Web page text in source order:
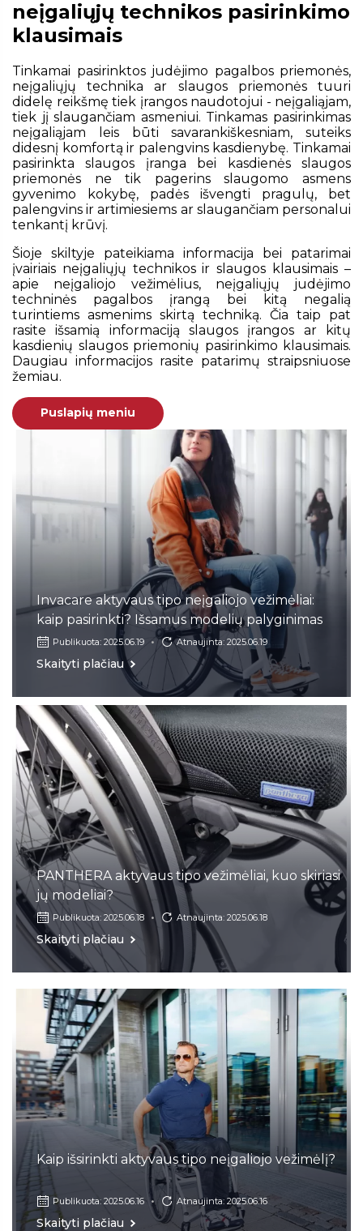
neįgaliųjų technikos pasirinkimo
klausimais
Tinkamai pasirinktos judėjimo pagalbos priemonės,
neįgaliųjų technika ar slaugos priemonės tuuri
didelę reikšmę tiek įrangos naudotojui - neįgaliąjam,
tiek jį slaugančiam asmeniui. Tinkamas pasirinkimas
neįgaliąjam leis būti savarankiškesniam, suteiks
didesnį komfortą ir palengvins kasdienybę. Tinkamai
pasirinkta slaugos įranga bei kasdienės slaugos
priemonės ne tik pagerins slaugomo asmens
gyvenimo kokybę, padės išvengti pragulų, bet
palengvins ir artimiesiems ar slaugančiam personalui
tenkantį krūvį.
Šioje skiltyje pateikiama informacija bei patarimai
įvairiais neįgaliųjų technikos ir slaugos klausimais –
apie neįgaliojo vežimėlius, neįgaliųjų judėjimo
techninės pagalbos įrangą bei kitą negalią
turintiems asmenims skirtą techniką. Čia taip pat
rasite išsamią informaciją slaugos įrangos ar kitų
kasdienių slaugos priemonių pasirinkimo klausimais.
Daugiau informacijos rasite patarimų straipsniuose
žemiau.
Puslapių meniu
Invacare aktyvaus tipo neįgaliojo vežimėliai:
kaip pasirinkti? Išsamus modelių palyginimas
Publikuota: 2025.06.19 Atnaujinta: 2025.06.19
Skaityti plačiau
PANTHERA aktyvaus tipo vežimėliai, kuo skiriasi
jų modeliai?
Publikuota: 2025.06.18 Atnaujinta: 2025.06.18
Skaityti plačiau
Kaip išsirinkti aktyvaus tipo neįgaliojo vežimėlį?
Publikuota: 2025.06.16 Atnaujinta: 2025.06.16
Skaityti plačiau